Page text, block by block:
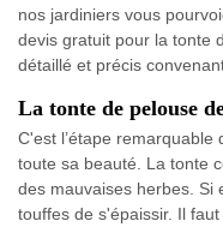
nos jardiniers vous
devis gratuit pour la tonte
détaillé et précis
La tonte de pelouse
C'est l’étape
toute sa beauté. La tonte
des mauvaises herbes. Si
touffes de s'épaissir. Il